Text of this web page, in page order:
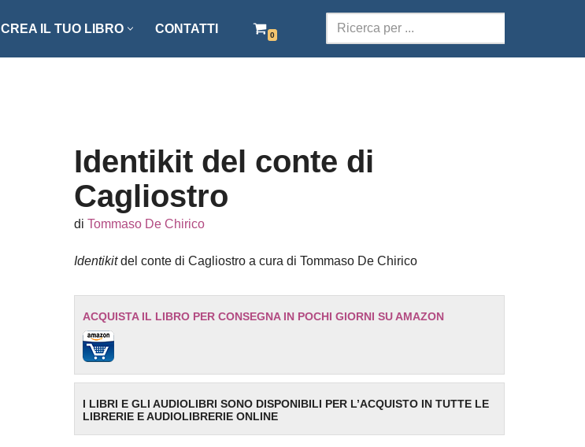
SCIENZA – MATEMATICA –
STORIA – FILOSOFIA – SOCIETÀ
CREA IL TUO LIBRO CONTATTI 0
Identikit del conte di
Cagliostro
di Tommaso De Chirico
Identikitdel conte di Cagliostro a cura di Tommaso De Chirico
ACQUISTA IL LIBRO PER CONSEGNA IN POCHI GIORNI SU AMAZON
I LIBRI E GLI AUDIOLIBRI SONO DISPONIBILI PER L’ACQUISTO IN TUTTE LE
LIBRERIE E AUDIOLIBRERIE ONLINE